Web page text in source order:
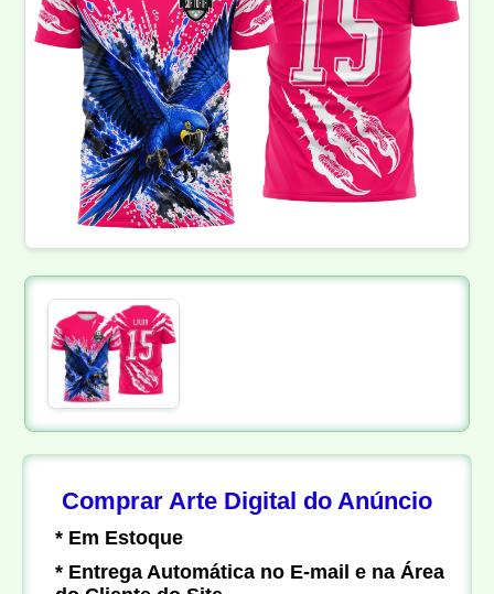
Comprar Arte Digital do Anúncio
* Em Estoque
* Entrega Automática no E-mail e na Área